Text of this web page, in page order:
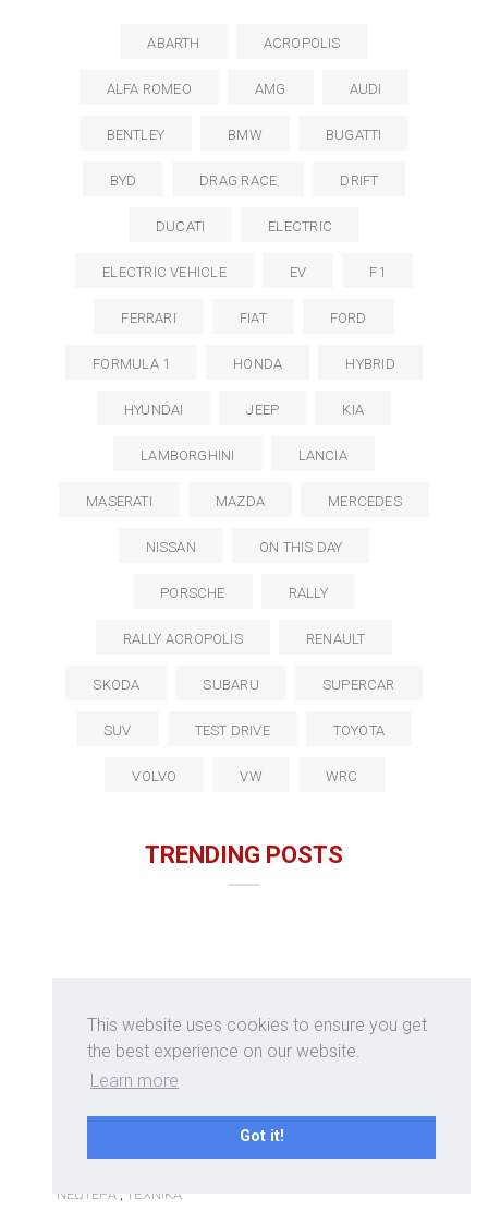
This website uses cookies to ensure you get
the best experience on our website.
Learn more
Got it!
ABARTH ACROPOLIS
ALFA ROMEO AMG AUDI
BENTLEY BMW BUGATTI
BYD DRAG RACE DRIFT
DUCATI ELECTRIC
ELECTRIC VEHICLE EV F1
FERRARI FIAT FORD
FORMULA 1 HONDA HYBRID
HYUNDAI JEEP KIA
LAMBORGHINI LANCIA
MASERATI MAZDA MERCEDES
NISSAN ON THIS DAY
PORSCHE RALLY
RALLY ACROPOLIS RENAULT
SKODA SUBARU SUPERCAR
SUV TEST DRIVE TOYOTA
VOLVO VW WRC
TRENDING POSTS
ΝΕΏΤΕΡΑ, ΤΕΧΝΙΚΆ